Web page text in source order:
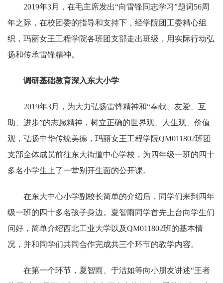
2019年3月，在毛主席发出“向雷锋同志学习”题词56周
年之际，在校团委的指导和支持下，经学院团工委精心组
织，玛丽女王工程学院各班团支部走出班级，用实际行动弘
扬和传承雷锋精神。
调研基础教育深入东大小学
2019年3月，为大力弘扬雷锋精神和“奉献、友爱、互
助、进步”的志愿精神，树立正确的世界观、人生观、价值
观，弘扬中华传统美德，玛丽女王工程学院QM011802班团
支部全体成员前往东大街道中心学校，为四年级一班的四十
多名小学生上了一堂别开生面的公开课。
在东大中心小学副校长简单的介绍后，同学们来到四年
级一班的四十多名孩子身边。夏智雨同学首先上台向学生们
问好，简单介绍西北工业大学以及QM011802班的基本情
况，并和同学们共同合作完成共三个环节的教学内容。
在第一个环节，夏智雨、于洁如等向小朋友讲述“王者